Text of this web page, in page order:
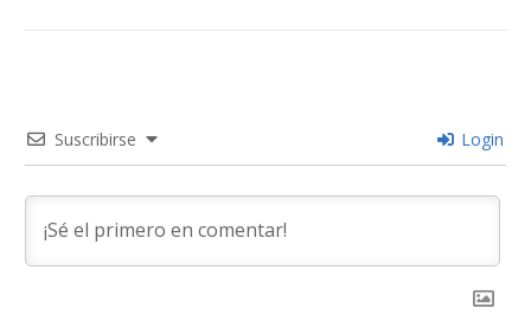
Suscribirse Login